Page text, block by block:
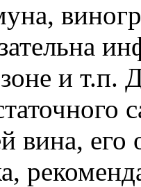
и т.п.
вина, его